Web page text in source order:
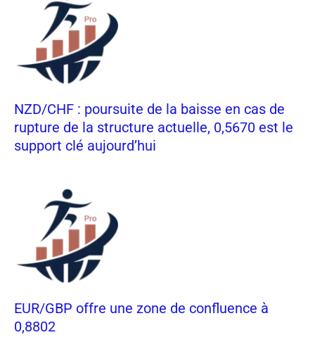
NZD/CHF : poursuite de la baisse en cas de
rupture de la structure actuelle, 0,5670 est le
support clé aujourd’hui
EUR/GBP offre une zone de confluence à
0,8802